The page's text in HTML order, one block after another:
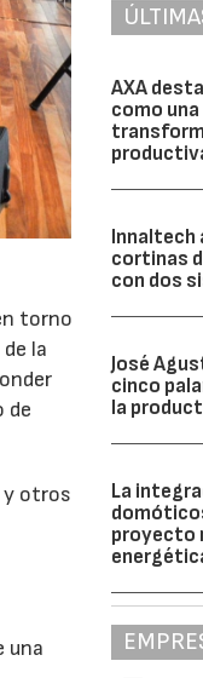
torno
la
de
y otros
una
AXA
como
Innaltech
cortinas
con dos
José
cinco
la
La
proyecto